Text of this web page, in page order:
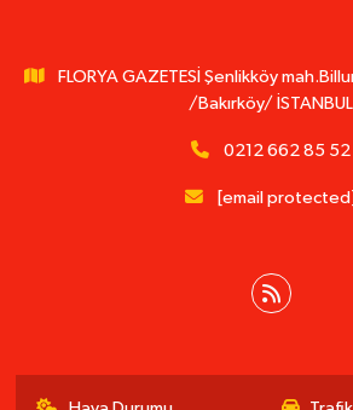
FLORYA GAZETESİ Şenlikköy
/Bakırköy/ İSTANBUL
0212 662 85 52
[email protected]